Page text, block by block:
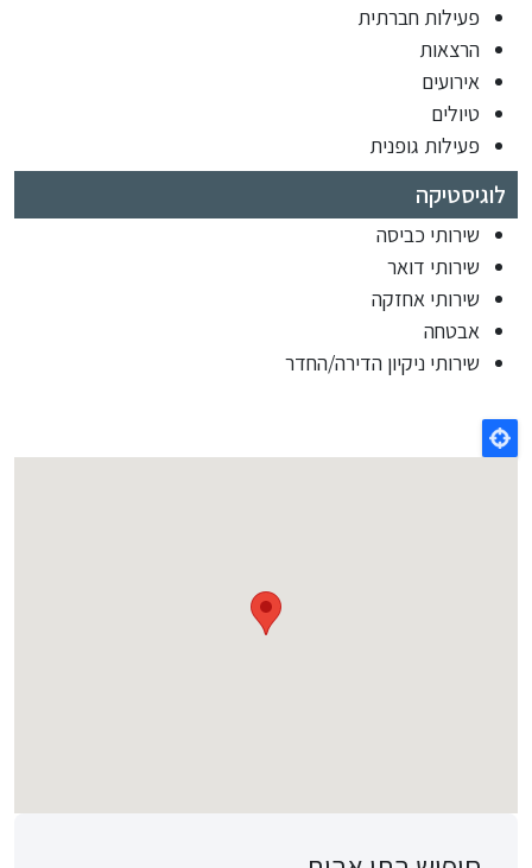
פעילות חברתית
הרצאות
אירועים
טיולים
פעילות גופנית
לוגיסטיקה
שירותי כביסה
שירותי דואר
שירותי אחזקה
אבטחה
שירותי ניקיון הדירה/החדר